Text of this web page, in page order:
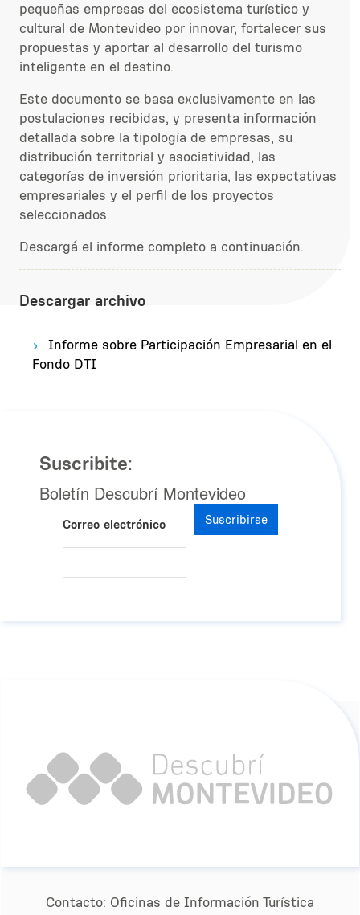
pequeñas empresas del ecosistema turístico y
cultural de Montevideo por innovar, fortalecer sus
propuestas y aportar al desarrollo del turismo
inteligente en el destino.
Este documento se basa exclusivamente en las
postulaciones recibidas, y presenta información
detallada sobre la tipología de empresas, su
distribución territorial y asociatividad, las
categorías de inversión prioritaria, las expectativas
empresariales y el perfil de los proyectos
seleccionados.
Descargá el informe completo a continuación.
Descargar archivo
Informe sobre Participación Empresarial en el
Fondo DTI
Suscribite:
Boletín Descubrí Montevideo
Correo electrónico Suscribirse
Contacto: Oﬁcinas de Información Turística